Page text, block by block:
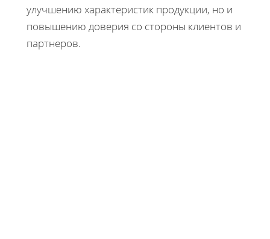
улучшению характеристик продукции, но и
повышению доверия со стороны клиентов и
партнеров.